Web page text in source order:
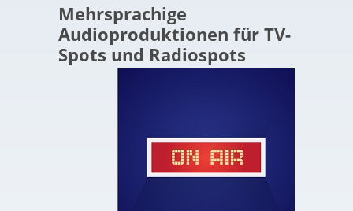
Mehrsprachige
Audioproduktionen für TV-
Spots und Radiospots